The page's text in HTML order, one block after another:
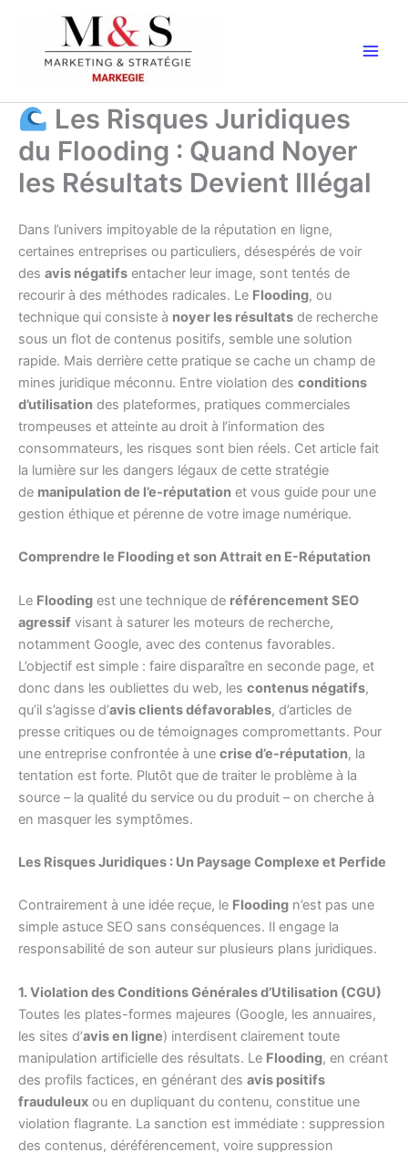
contenu
Les Risques Juridiques
du Flooding : Quand Noyer
les Résultats Devient Illégal
Dans l’univers impitoyable de la réputation en ligne,
certaines entreprises ou particuliers, désespérés de voir
des avis négatifs entacher leur image, sont tentés de
recourir à des méthodes radicales. Le Flooding, ou
technique qui consiste à noyer les résultats de recherche
sous un flot de contenus positifs, semble une solution
rapide. Mais derrière cette pratique se cache un champ de
mines juridique méconnu. Entre violation des conditions
d’utilisation des plateformes, pratiques commerciales
trompeuses et atteinte au droit à l’information des
consommateurs, les risques sont bien réels. Cet article fait
la lumière sur les dangers légaux de cette stratégie
de manipulation de l’e-réputation et vous guide pour une
gestion éthique et pérenne de votre image numérique.
Comprendre le Flooding et son Attrait en E-Réputation
Le Flooding est une technique de référencement SEO
agressif visant à saturer les moteurs de recherche,
notamment Google, avec des contenus favorables.
L’objectif est simple : faire disparaître en seconde page, et
donc dans les oubliettes du web, les contenus négatifs,
qu’il s’agisse d’avis clients défavorables, d’articles de
presse critiques ou de témoignages compromettants. Pour
une entreprise confrontée à une crise d’e-réputation, la
tentation est forte. Plutôt que de traiter le problème à la
source – la qualité du service ou du produit – on cherche à
en masquer les symptômes.
Les Risques Juridiques : Un Paysage Complexe et Perfide
Contrairement à une idée reçue, le Flooding n’est pas une
simple astuce SEO sans conséquences. Il engage la
responsabilité de son auteur sur plusieurs plans juridiques.
1. Violation des Conditions Générales d’Utilisation (CGU)
Toutes les plates-formes majeures (Google, les annuaires,
les sites d’avis en ligne) interdisent clairement toute
manipulation artificielle des résultats. Le Flooding, en créant
des profils factices, en générant des avis positifs
frauduleux ou en dupliquant du contenu, constitue une
violation flagrante. La sanction est immédiate : suppression
des contenus, déréférencement, voire suppression